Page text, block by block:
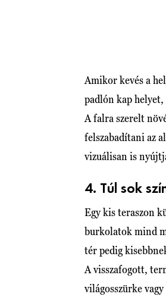
Amikor kevés a
padlón kap
A falra szerelt
felszabadítani az
vizuálisan is
4. Túl sok
Egy kis teraszon
burkolatok mind
tér pedig
A visszafogott,
világosszürke